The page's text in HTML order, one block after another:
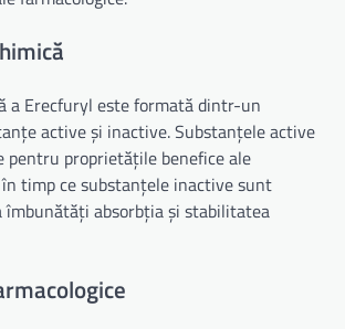
a Erecfuryl este formată dintr-un
active și inactive. Substanțele active
pentru proprietățile benefice ale
timp ce substanțele inactive sunt
absorbția și stabilitatea